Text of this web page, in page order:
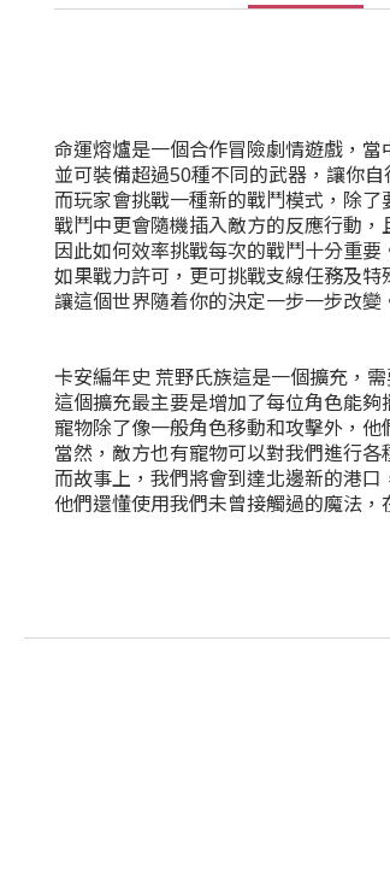
命運熔爐是一個合作冒險劇情遊戲，
並可裝備超過50種不同的武器，讓你自
而玩家會挑戰一種新的戰鬥模式，除了
戰鬥中更會隨機插入敵方的反應行動
因此如何效率挑戰每次的戰鬥十分重要
如果戰力許可，更可挑戰支線任務及特
讓這個世界隨着你的決定一步一步改變
卡安編年史 荒野氏族這是一個擴充，
這個擴充最主要是增加了每位角色能夠
寵物除了像一般角色移動和攻擊外，他
當然，敵方也有寵物可以對我們進行各
而故事上，我們將會到達北邊新的港口
他們還懂使用我們未曾接觸過的魔法